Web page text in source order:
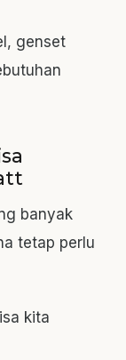
genset
banyak
tetap perlu
kita